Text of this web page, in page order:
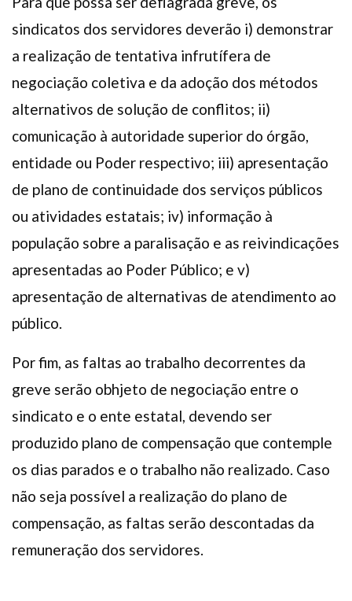
sindicatos dos servidores deverão i) demonstrar
a realização de tentativa infrutífera de
negociação coletiva e da adoção dos métodos
alternativos de solução de conflitos; ii)
comunicação à autoridade superior do órgão,
entidade ou Poder respectivo; iii) apresentação
de plano de continuidade dos serviços públicos
ou atividades estatais; iv) informação à
população sobre a paralisação e as reivindicações
apresentadas ao Poder Público; e v)
apresentação de alternativas de atendimento ao
público.
Por fim, as faltas ao trabalho decorrentes da
greve serão obhjeto de negociação entre o
sindicato e o ente estatal, devendo ser
produzido plano de compensação que contemple
os dias parados e o trabalho não realizado. Caso
não seja possível a realização do plano de
compensação, as faltas serão descontadas da
remuneração dos servidores.